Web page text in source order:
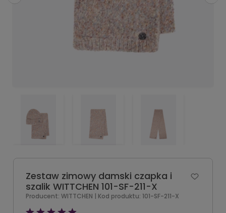
Zestaw zimowy damski czapka i
szalik WITTCHEN 101-SF-211-X
Producent: WITTCHEN | Kod produktu: 101-SF-211-X